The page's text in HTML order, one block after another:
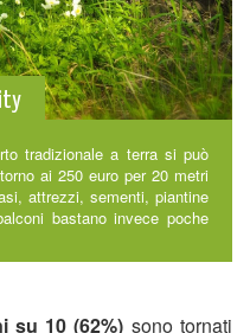
tradizionale a terra si può
ai 250 euro per 20 metri
attrezzi, sementi, piantine
bastano invece poche
su 10 (62%) sono tornati